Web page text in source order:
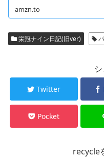
amzn.to
栄冠ナイン日記(旧ver)
Twitter
Pocket
recycle